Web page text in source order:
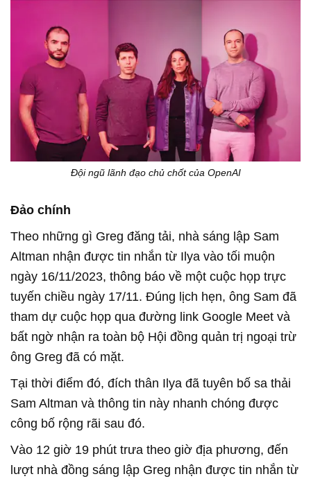
Đội ngũ lãnh đạo chủ chốt của OpenAI
Đảo chính
Theo những gì Greg đăng tải, nhà sáng lập Sam
Altman nhận được tin nhắn từ Ilya vào tối muộn
ngày 16/11/2023, thông báo về một cuộc họp trực
tuyến chiều ngày 17/11. Đúng lịch hẹn, ông Sam đã
tham dự cuộc họp qua đường link Google Meet và
bất ngờ nhận ra toàn bộ Hội đồng quản trị ngoại trừ
ông Greg đã có mặt.
Tại thời điểm đó, đích thân Ilya đã tuyên bố sa thải
Sam Altman và thông tin này nhanh chóng được
công bố rộng rãi sau đó.
Vào 12 giờ 19 phút trưa theo giờ địa phương, đến
lượt nhà đồng sáng lập Greg nhận được tin nhắn từ